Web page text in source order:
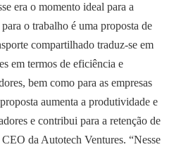
era o momento ideal para a
o trabalho é uma proposta de
compartilhado traduz-se em
em termos de eficiência e
bem como para as empresas
aumenta a produtividade e
e contribui para a retenção de
da Autotech Ventures. “Nesse